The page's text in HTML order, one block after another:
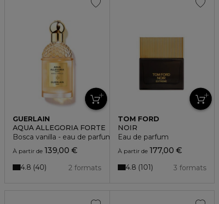
GUERLAIN
AQUA ALLEGORIA FORTE
Bosca vanilla - eau de parfum
À partir de 139,00 €
2 formats
4.8 40
TOM FORD
NOIR
Eau de parfum
À partir de177,00 €
3 formats
4.8 101